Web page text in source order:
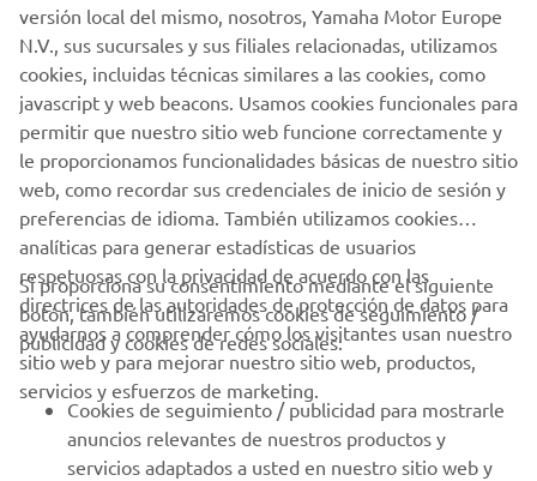
1/3
SITIO WEB OFICIAL DE MARCO POLO
CORPORATIVO
PROFESIONALES
MÁS YAMAHA
versión local del mismo, nosotros, Yamaha Motor Europe
N.V., sus sucursales y sus filiales relacionadas, utilizamos
cookies, incluidas técnicas similares a las cookies, como
javascript y web beacons. Usamos cookies funcionales para
permitir que nuestro sitio web funcione correctamente y
le proporcionamos funcionalidades básicas de nuestro sitio
web, como recordar sus credenciales de inicio de sesión y
preferencias de idioma. También utilizamos cookies
analíticas para generar estadísticas de usuarios
respetuosas con la privacidad de acuerdo con las
directrices de las autoridades de protección de datos para
ayudarnos a comprender cómo los visitantes usan nuestro
sitio web y para mejorar nuestro sitio web, productos,
servicios y esfuerzos de marketing.
Si proporciona su consentimiento mediante el siguiente
botón, también utilizaremos cookies de seguimiento /
publicidad y cookies de redes sociales:
Cookies de seguimiento / publicidad para mostrarle
anuncios relevantes de nuestros productos y
servicios adaptados a usted en nuestro sitio web y